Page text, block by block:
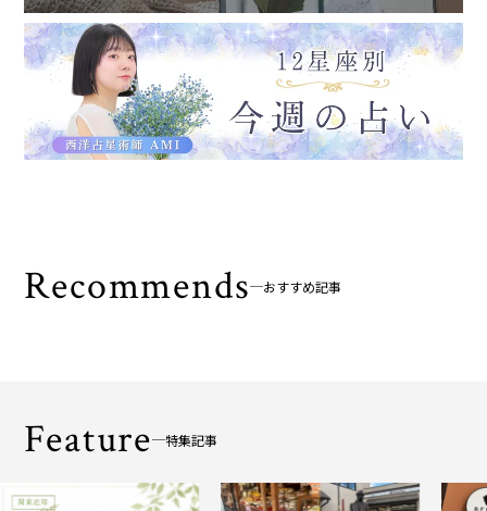
Recommends おすすめ記事
Feature 特集記事